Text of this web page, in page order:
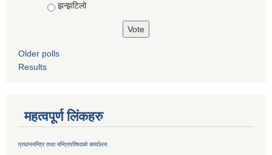
झन्झटिलो
Older polls
Results
महत्वपूर्ण लिंकहरु
प्रधानमन्त्रि तथा मन्त्रिपरिषदको कार्यालय